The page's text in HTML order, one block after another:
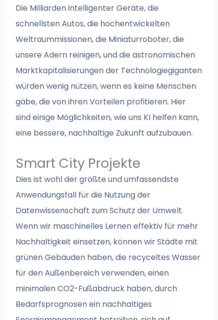
Die Milliarden intelligenter Geräte, die
schnellsten Autos, die hochentwickelten
Weltraummissionen, die Miniaturroboter, die
unsere Adern reinigen, und die astronomischen
Marktkapitalisierungen der Technologiegiganten
würden wenig nützen, wenn es keine Menschen
gäbe, die von ihren Vorteilen profitieren. Hier
sind einige Möglichkeiten, wie uns KI helfen kann,
eine bessere, nachhaltige Zukunft aufzubauen.
Smart City Projekte
Dies ist wohl der größte und umfassendste
Anwendungsfall für die Nutzung der
Datenwissenschaft zum Schutz der Umwelt.
Wenn wir maschinelles Lernen effektiv für mehr
Nachhaltigkeit einsetzen, können wir Städte mit
grünen Gebäuden haben, die recyceltes Wasser
für den Außenbereich verwenden, einen
minimalen CO2-Fußabdruck haben, durch
Bedarfsprognosen ein nachhaltiges